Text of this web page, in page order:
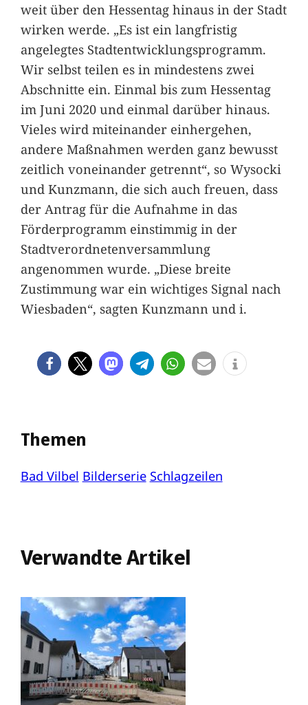
weit über den Hessentag hinaus in der Stadt
wirken werde. „Es ist ein langfristig
angelegtes Stadtentwicklungsprogramm.
Wir selbst teilen es in mindestens zwei
Abschnitte ein. Einmal bis zum Hessentag
im Juni 2020 und einmal darüber hinaus.
Vieles wird miteinander einhergehen,
andere Maßnahmen werden ganz bewusst
zeitlich voneinander getrennt“, so Wysocki
und Kunzmann, die sich auch freuen, dass
der Antrag für die Aufnahme in das
Förderprogramm einstimmig in der
Stadtverordnetenversammlung
angenommen wurde. „Diese breite
Zustimmung war ein wichtiges Signal nach
Wiesbaden“, sagten Kunzmann und i.
Themen
Bad Vilbel Bilderserie Schlagzeilen
Verwandte Artikel